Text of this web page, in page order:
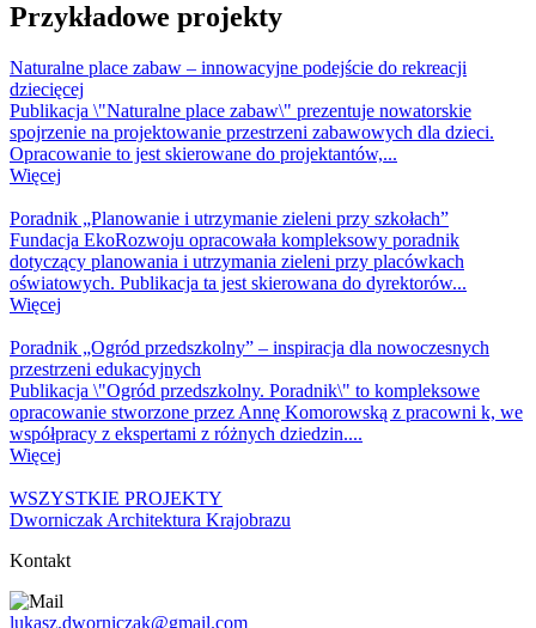
Przykładowe projekty
Naturalne place zabaw – innowacyjne podejście do rekreacji
dziecięcej
Publikacja \"Naturalne place zabaw\" prezentuje nowatorskie
spojrzenie na projektowanie przestrzeni zabawowych dla dzieci.
Opracowanie to jest skierowane do projektantów,...
Więcej
Poradnik „Planowanie i utrzymanie zieleni przy szkołach”
Fundacja EkoRozwoju opracowała kompleksowy poradnik
dotyczący planowania i utrzymania zieleni przy placówkach
oświatowych. Publikacja ta jest skierowana do dyrektorów...
Więcej
Poradnik „Ogród przedszkolny” – inspiracja dla nowoczesnych
przestrzeni edukacyjnych
Publikacja \"Ogród przedszkolny. Poradnik\" to kompleksowe
opracowanie stworzone przez Annę Komorowską z pracowni k, we
współpracy z ekspertami z różnych dziedzin....
Więcej
WSZYSTKIE PROJEKTY
Dworniczak Architektura Krajobrazu
Kontakt
lukasz.dworniczak@gmail.com